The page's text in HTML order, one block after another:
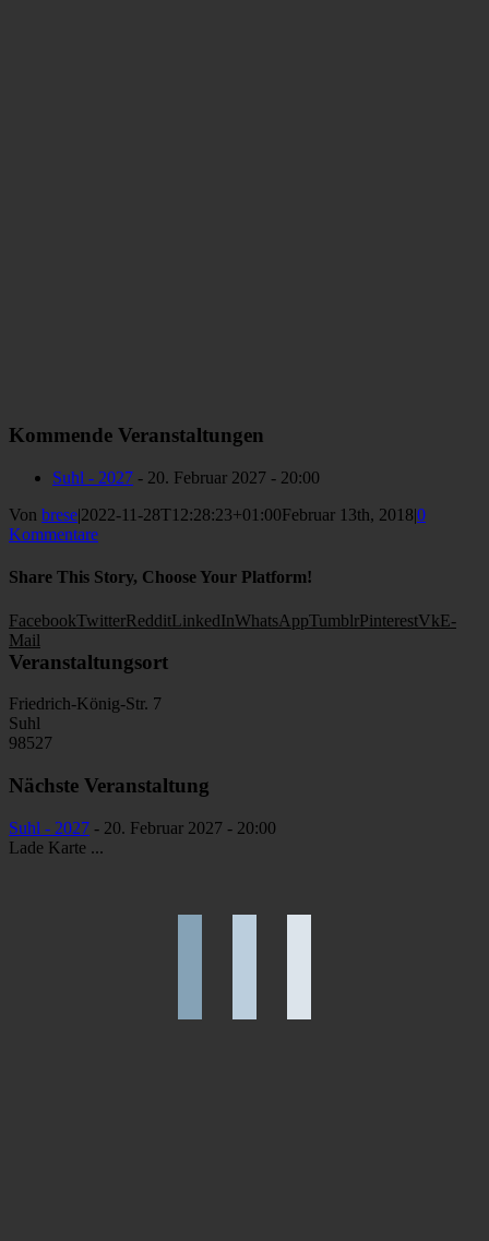
Kommende Veranstaltungen
Suhl - 2027 - 20. Februar 2027 - 20:00
Von brese|2022-11-28T12:28:23+01:00Februar 13th, 2018|0
Kommentare
Share This Story, Choose Your Platform!
FacebookTwitterRedditLinkedInWhatsAppTumblrPinterestVkE-
Mail
Veranstaltungsort
Friedrich-König-Str. 7
Suhl
98527
Nächste Veranstaltung
Suhl - 2027 - 20. Februar 2027 - 20:00
Lade Karte ...